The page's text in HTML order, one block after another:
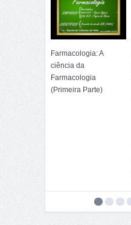
Farmacologia: A
ciência da
Farmacologia
(Primeira Parte)